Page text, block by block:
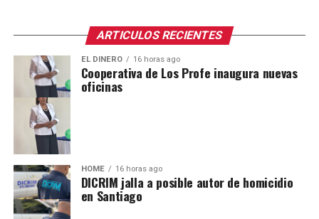
ARTICULOS RECIENTES
EL DINERO 16 horas ago
Cooperativa de Los Profe inaugura nuevas
oficinas
HOME 16 horas ago
DICRIM jalla a posible autor de homicidio
en Santiago